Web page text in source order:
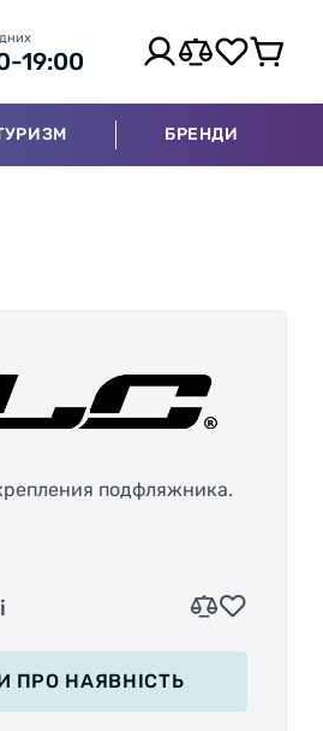
19:00
БРЕНДИ
подфляжника.
ПРО НАЯВНІСТЬ